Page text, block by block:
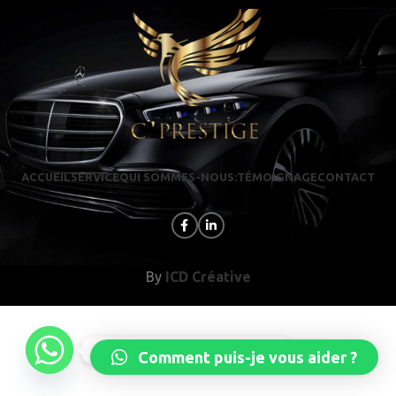
ACCUEILSERVICEQUI SOMMES-NOUS:TÉMOIGNAGECONTACT
By ICD Créative
Comment puis-je vous aider ?
Réservez dès maintenant